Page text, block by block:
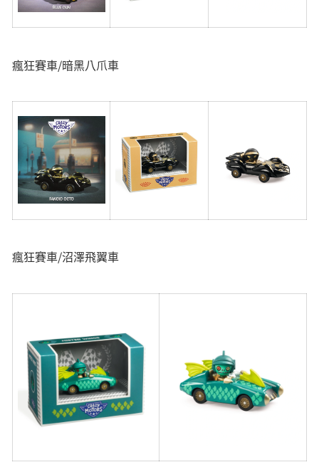
瘋狂賽車/暗黑八爪車
瘋狂賽車/沼澤飛翼車